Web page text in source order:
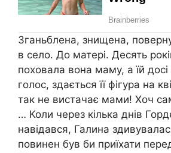
Зганьблена, знищена,
в село. До матері. Десять
поховала вона маму, а їй досі
голос, здається її фігура на
так не вистачає мами! Хоч
… Коли через кілька днів
навідався, Галина
повинен був би приїхати